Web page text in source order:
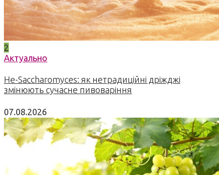
2
Актуально
Не-Saccharomyces: як нетрадиційні дріжджі
змінюють сучасне пивоваріння
07.08.2026